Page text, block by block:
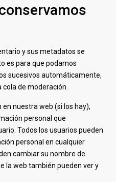
y sus metadatos se
es para que podamos
sucesivos automáticamente,
de moderación.
en nuestra web (si los hay),
personal que
Todos los usuarios pueden
personal en cualquier
cambiar su nombre de
la web también pueden ver y